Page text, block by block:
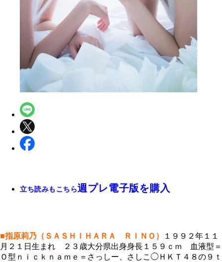
立ち読みもこちら週プレ電子版を購入
■指原莉乃（ＳＡＳＨＩＨＡＲＡ ＲＩＮＯ）
１９９２年１１
月２１日生まれ ２３歳大分県出身身長１５９ｃｍ 血液型＝
Ｏ型ｎｉｃｋｎａｍｅ＝さっしー、さしこ◯ＨＫＴ４８の９ｔ